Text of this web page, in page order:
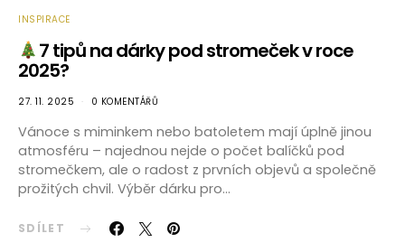
INSPIRACE
7 tipů na dárky pod stromeček v roce
2025?
27. 11. 2025 0 KOMENTÁŘŮ
Vánoce s miminkem nebo batoletem mají úplně jinou
atmosféru – najednou nejde o počet balíčků pod
stromečkem, ale o radost z prvních objevů a společně
prožitých chvil. Výběr dárku pro…
SDÍLET